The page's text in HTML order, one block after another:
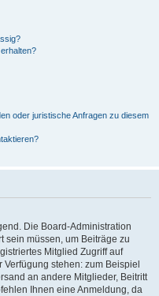
oder juristische Anfragen zu diesem
Die Board-Administration
sein müssen, um Beiträge zu
Mitglied Zugriff auf
stehen: zum Beispiel
an andere Mitglieder, Beitritt
Ihnen eine Anmeldung, da